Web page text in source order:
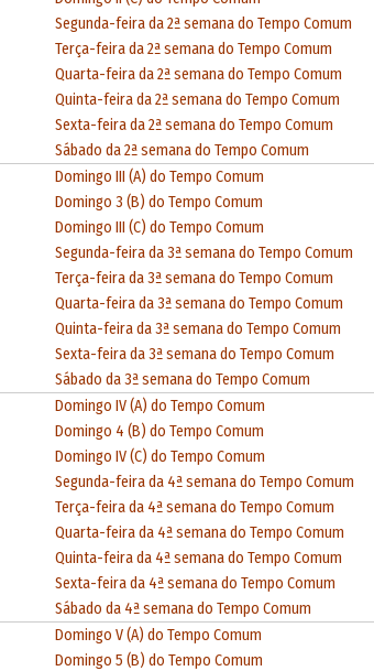
Segunda-feira da 2ª semana do Tempo Comum
Terça-feira da 2ª semana do Tempo Comum
Quarta-feira da 2ª semana do Tempo Comum
Quinta-feira da 2ª semana do Tempo Comum
Sexta-feira da 2ª semana do Tempo Comum
Sábado da 2ª semana do Tempo Comum
Domingo III (A) do Tempo Comum
Domingo 3 (B) do Tempo Comum
Domingo III (C) do Tempo Comum
Segunda-feira da 3ª semana do Tempo Comum
Terça-feira da 3ª semana do Tempo Comum
Quarta-feira da 3ª semana do Tempo Comum
Quinta-feira da 3ª semana do Tempo Comum
Sexta-feira da 3ª semana do Tempo Comum
Sábado da 3ª semana do Tempo Comum
Domingo IV (A) do Tempo Comum
Domingo 4 (B) do Tempo Comum
Domingo IV (C) do Tempo Comum
Segunda-feira da 4ª semana do Tempo Comum
Terça-feira da 4ª semana do Tempo Comum
Quarta-feira da 4ª semana do Tempo Comum
Quinta-feira da 4ª semana do Tempo Comum
Sexta-feira da 4ª semana do Tempo Comum
Sábado da 4ª semana do Tempo Comum
Domingo V (A) do Tempo Comum
Domingo 5 (B) do Tempo Comum